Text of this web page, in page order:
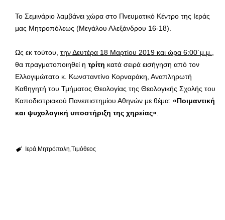
Το Σεμινάριο λαμβάνει χώρα στο Πνευματικό Κέντρο της Ιεράς
μας Μητροπόλεως (Μεγάλου Αλεξάνδρου 16-18).
Ως εκ τούτου, την Δευτέρα 18 Μαρτίου 2019 και ώρα 6:00΄μ.μ.,
θα πραγματοποιηθεί η τρίτη κατά σειρά εισήγηση από τον
Ελλογιμώτατο κ. Κωνσταντίνο Κορναράκη, Αναπληρωτή
Καθηγητή του Τμήματος Θεολογίας της Θεολογικής Σχολής του
Καποδιστριακού Πανεπιστημίου Αθηνών με θέμα: «Ποιμαντική
και ψυχολογική υποστήριξη της χηρείας».
Ιερά Μητρόπολη Τιμόθεος